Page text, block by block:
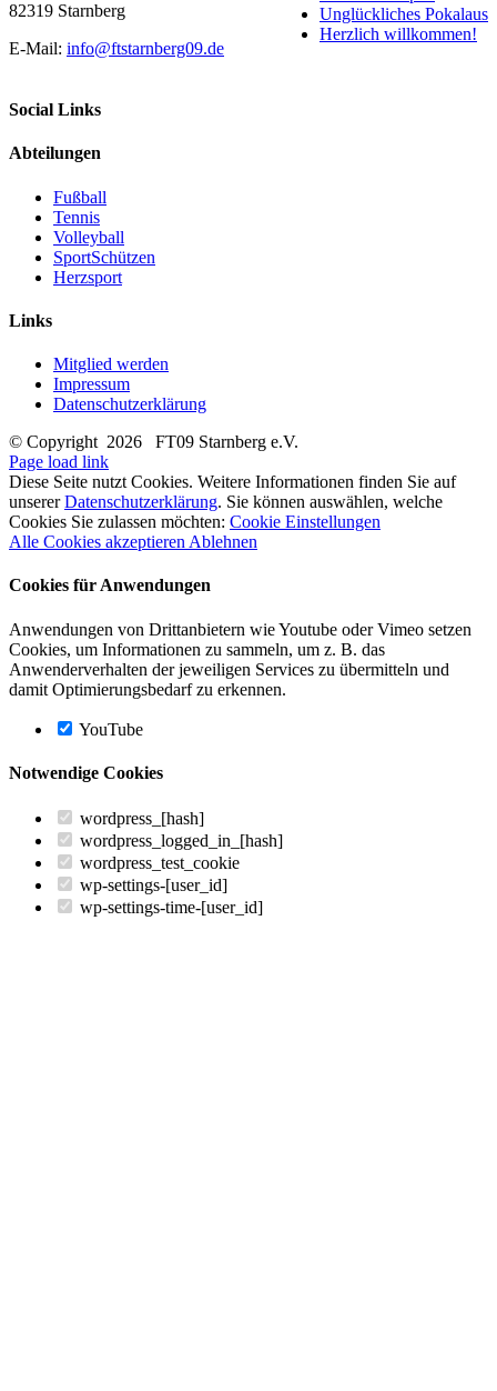
Unglückliches Pokalaus
Herzlich willkommen!
82319 Starnberg
E-Mail: info@ftstarnberg09.de
Social Links
Abteilungen
Fußball
Tennis
Volleyball
SportSchützen
Herzsport
Links
Mitglied werden
Impressum
Datenschutzerklärung
© Copyright 2026 FT09 Starnberg e.V.
Page load link
Diese Seite nutzt Cookies. Weitere Informationen finden Sie auf
unsererDatenschutzerklärung. Sie können auswählen, welche
Cookies Sie zulassen möchten: Cookie Einstellungen
Alle Cookies akzeptieren Ablehnen
Cookies für Anwendungen
Anwendungen von Drittanbietern wie Youtube oder Vimeo setzen
Cookies, um Informationen zu sammeln, um z. B. das
Anwenderverhalten der jeweiligen Services zu übermitteln und
damit Optimierungsbedarf zu erkennen.
YouTube
Notwendige Cookies
wordpress_[hash]
wordpress_logged_in_[hash]
wordpress_test_cookie
wp-settings-[user_id]
wp-settings-time-[user_id]